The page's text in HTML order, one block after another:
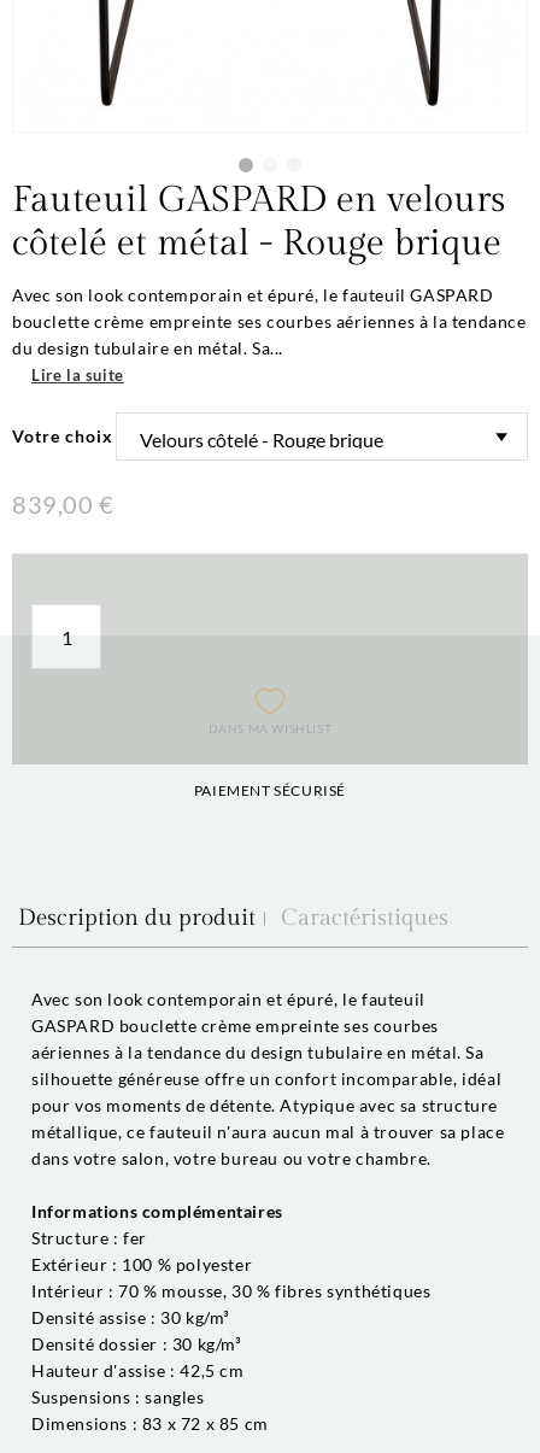
Fauteuil GASPARD en velours
côtelé et métal - Rouge brique
Avec son look contemporain et épuré, le fauteuil GASPARD
bouclette crème empreinte ses courbes aériennes à la tendance
du design tubulaire en métal. Sa...
Lire la suite
Votre choix
839,00 €
DANS MA WISHLIST
PAIEMENT SÉCURISÉ
Description du produit Caractéristiques
Avec son look contemporain et épuré, le fauteuil
GASPARD bouclette crème empreinte ses courbes
aériennes à la tendance du design tubulaire en métal. Sa
silhouette généreuse offre un confort incomparable, idéal
pour vos moments de détente. Atypique avec sa structure
métallique, ce fauteuil n'aura aucun mal à trouver sa place
dans votre salon, votre bureau ou votre chambre.
Informations complémentaires
Structure : fer
Extérieur : 100 % polyester
Intérieur : 70 % mousse, 30 % fibres synthétiques
Densité assise : 30 kg/m³
Densité dossier : 30 kg/m³
Hauteur d'assise : 42,5 cm
Suspensions : sangles
Dimensions : 83 x 72 x 85 cm